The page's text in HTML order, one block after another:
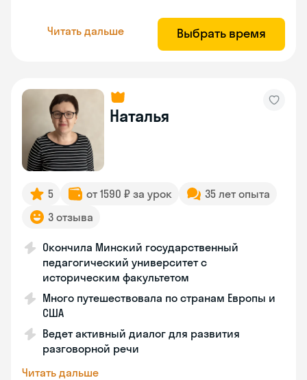
Читать дальше Выбрать время
Наталья
5 от 1590 ₽ за урок
35 лет опыта
3 отзыва
Окончила Минский государственный
педагогический университет с
историческим факультетом
Много путешествовала по странам Европы и
США
Ведет активный диалог для развития
разговорной речи
Читать дальше